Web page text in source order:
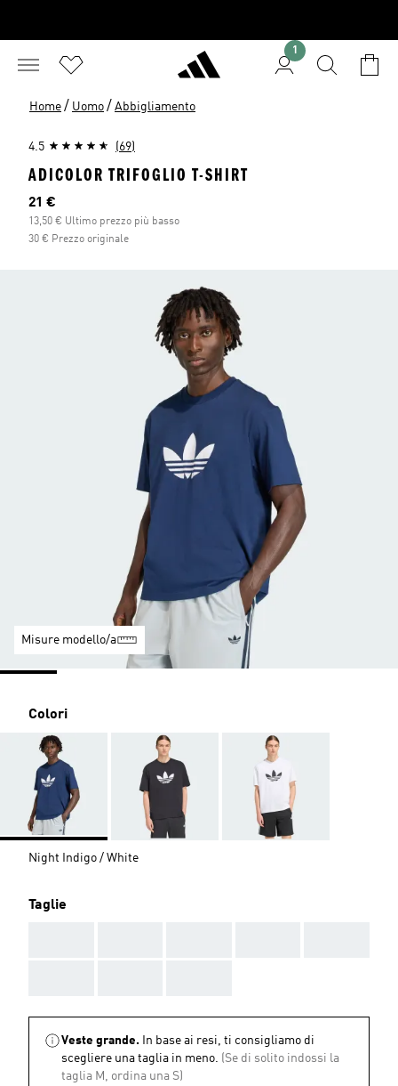
1
Home / Uomo / Abbigliamento
4.5 (69)
ADICOLOR TRIFOGLIO T-SHIRT
Prezzo attuale
21 €
13,50 € Ultimo prezzo più basso
30 € Prezzo originale
Misure modello/a
Colori
Night Indigo / White
Taglie
Veste grande.
In base ai resi, ti consigliamo di
scegliere una taglia in meno. (Se di solito indossi la
taglia M, ordina una S)